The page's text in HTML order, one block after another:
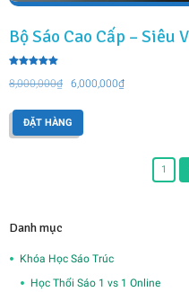
Bộ Sáo Cao Cấp – Siêu
hạng
5.00
8,000,000₫
Giá
là:
8,000,000₫.
6,000,000₫Giá
6,000,000₫.
ĐẶT HÀNG
1
Danh mục
Khóa Học Sáo Trúc
Học Thổi Sáo 1 vs 1 Online